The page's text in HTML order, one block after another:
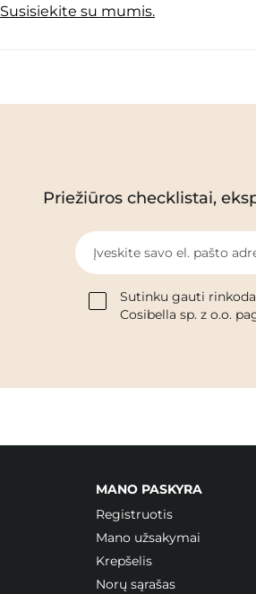
Susisiekite su mumis.
Priežiūros checklistai,
Įveskite savo el. pašto
Sutinku gauti
Cosibella sp. z o.o.
MANO PASKYRA
Registruotis
Mano užsakymai
Krepšelis
Norų sąrašas